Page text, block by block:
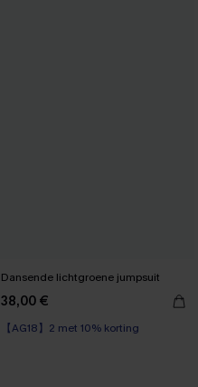
Dansende lichtgroene jumpsuit
38,00 €
【AG18】2 met 10% korting